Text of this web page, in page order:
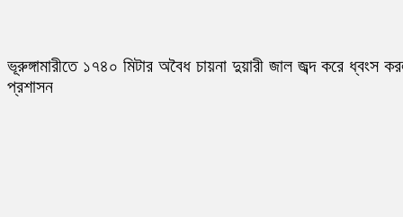
ভূরুঙ্গামারীতে ১৭৪০ মিটার অবৈধ চায়না দুয়ারী জাল জব্দ করে ধ্বংস
প্রশাসন